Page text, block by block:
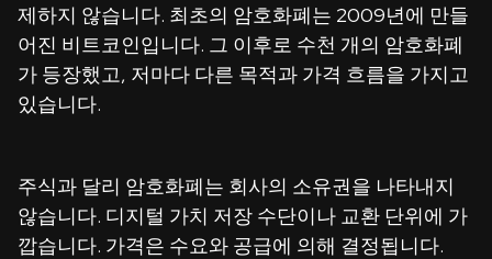
제하지 않습니다. 최초의 암호화폐는 2009년에 만들
어진 비트코인입니다. 그 이후로 수천 개의 암호화폐
가 등장했고, 저마다 다른 목적과 가격 흐름을 가지고
있습니다.
주식과 달리 암호화폐는 회사의 소유권을 나타내지
않습니다. 디지털 가치 저장 수단이나 교환 단위에 가
깝습니다. 가격은 수요와 공급에 의해 결정됩니다.